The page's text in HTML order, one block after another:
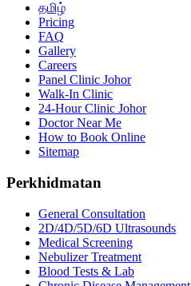
தமிழ்
Pricing
FAQ
Gallery
Careers
Panel Clinic Johor
Walk-In Clinic
24-Hour Clinic Johor
Doctor Near Me
How to Book Online
Sitemap
Perkhidmatan
General Consultation
2D/4D/5D/6D Ultrasounds
Medical Screening
Nebulizer Treatment
Blood Tests & Lab